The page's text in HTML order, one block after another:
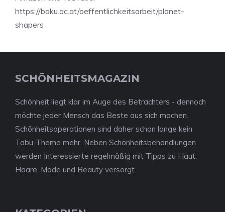
https://boku.ac.at/oeffentlichkeitsarbeit/planet-
shapers
SCHÖNHEITSMAGAZIN
Schönheit liegt klar im Auge des Betrachters - dennoch
möchte jeder Mensch das Beste aus sich machen.
Schönheitsoperationen sind daher schon lange kein
Tabu-Thema mehr. Neben Schönheitsbehandlungen
werden Interessierte regelmäßig mit Tipps zu Haut,
Haare, Mode und Beauty versorgt.